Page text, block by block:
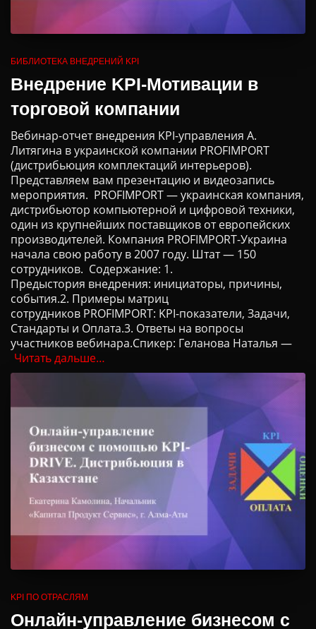
БИБЛИОТЕКА ВНЕДРЕНИЙ KPI
Внедрение KPI-Мотивации в
торговой компании
Вебинар-отчет внедрения KPI-управления А.
Литягина в украинской компании PROFIMPORT
(дистрибьюция комплектаций интерьеров).
Представляем вам презентацию и видеозапись
мероприятия. PROFIMPORT — украинская компания,
дистрибьютор компьютерной и цифровой техники,
один из крупнейших поставщиков от европейских
производителей. Компания PROFIMPORT-Украина
начала свою работу в 2007 году. Штат — 150
сотрудников. Содержание: 1.
Предыстория внедрения: инициаторы, причины,
события.2. Примеры матриц
сотрудников PROFIMPORT: KPI-показатели, Задачи,
Стандарты и Оплата.3. Ответы на вопросы
участников вебинара.Спикер: Геланова Наталья —
Читать дальше…
KPI ПО ОТРАСЛЯМ
Онлайн-управление бизнесом с